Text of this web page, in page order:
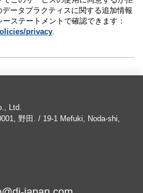
ータプラクティスに関する追加情報
ステートメントで確認できます：
privacy.
Ltd.
野田. / 19-1 Mefuki, Noda-shi,